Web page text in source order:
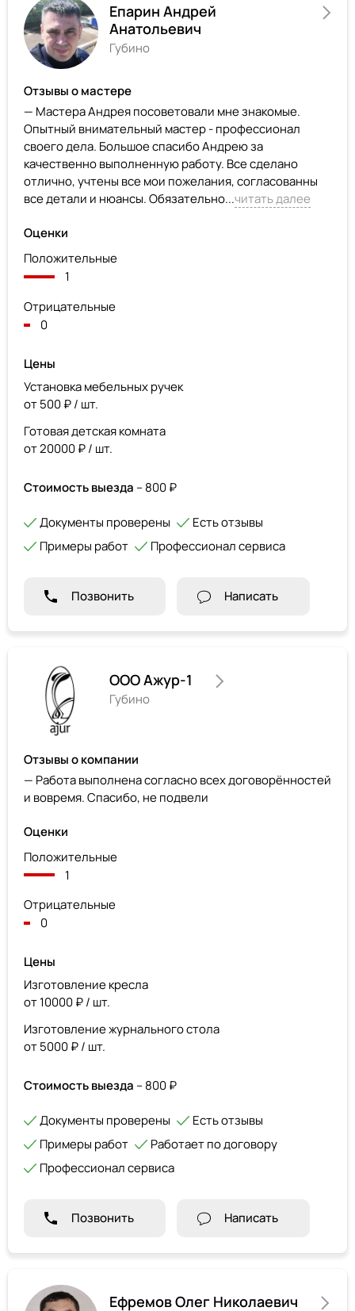
Епарин Андрей
Анатольевич
Губино
Отзывы о мастере
— Мастера Андрея посоветовали мне знакомые.
Опытный внимательный мастер - профессионал
своего дела. Большое спасибо Андрею за
качественно выполненную работу. Все сделано
отлично, учтены все мои пожелания, согласованны
все детали и нюансы. Обязательно...читать далее
Оценки
Положительные
1
Отрицательные
0
Цены
Установка мебельных ручек
от 500 ₽ / шт.
Готовая детская комната
от 20000 ₽ / шт.
Стоимость выезда – 800 ₽
Документы проверены
Есть отзывы
Примеры работ
Профессионал сервиса
Позвонить Написать
ООО Ажур-1
Губино
Отзывы о компании
— Работа выполнена согласно всех договорённостей
и вовремя. Спасибо, не подвели
Оценки
Положительные
1
Отрицательные
0
Цены
Изготовление кресла
от 10000 ₽ / шт.
Изготовление журнального стола
от 5000 ₽ / шт.
Стоимость выезда – 800 ₽
Документы проверены
Есть отзывы
Примеры работ
Работает по договору
Профессионал сервиса
Позвонить Написать
Ефремов Олег Николаевич